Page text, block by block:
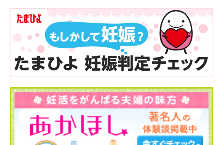
しても、結果は得られにくくなってしまうからです。
そのためにも、最新の正しい知識を持ち、治療に対して前向きな
気持ちになることが大事になってきます。
たとえば不妊治療で薬を使うことが怖いと思うなら、今、不妊治
療に使われている薬にはどんなものがあるかを知り、薬の特徴や
薬、弱い薬といろいろあり適したものが選ばれます。体外受精で
薬を使うのは、採卵できた卵子の数が多いと出産できる率も上が
るので、複数の卵を育てるためです。排卵誘発剤は昔のような重
い副作用はまれになりました。